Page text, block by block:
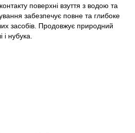
поверхні взуття з водою та
забезпечує повне та глибоке
засобів. Продовжує природний
і нубука.